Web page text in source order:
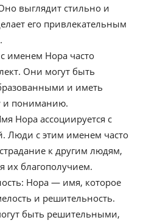
выглядит стильно и
его привлекательным
именем Нора часто
Они могут быть
и иметь
и пониманию.
Нора ассоциируется с
Люди с этим именем часто
к другим людям,
их благополучием.
Нора — имя, которое
и решительность.
быть решительными,